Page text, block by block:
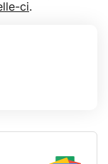
ci.